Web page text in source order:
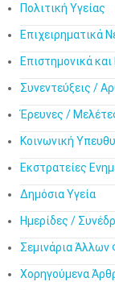
Πολιτική Υγείας
Επιχειρηματικά
Επιστημονικά
Συνεντεύξεις /
Έρευνες /
Κοινωνική
Εκστρατείες
Δημόσια Υγεία
Ημερίδες /
Σεμινάρια
Χορηγούμενα